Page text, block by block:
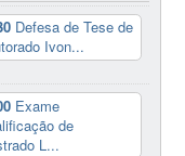
Defesa de Tese de
Ivon...
Exame
de
L...